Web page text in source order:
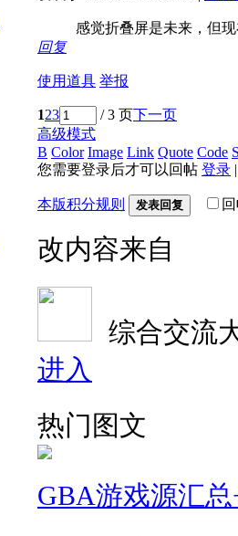
感觉折叠屏是未来，但
回复
使用道具 举报
123 / 3 页下一页
高级模式
B Color Image Link Quote Code
您需要登录后才可以回帖 登录
本版积分规则 发表回复
改内容来自
综合交流
进入
热门图文
GBA游戏源汇